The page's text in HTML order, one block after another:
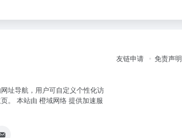
址导航，用户可自定义个性化访
。 本站由 橙域网络 提供加速服
友链申请 免责声明